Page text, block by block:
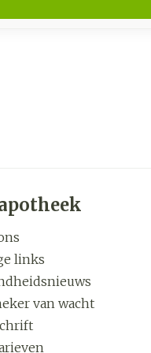
links
van wacht